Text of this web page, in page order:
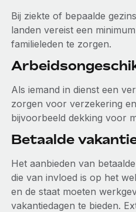
Bij ziekte of bepaalde
landen vereist een
familieleden te zorgen.
Als iemand in dienst een
zorgen voor verzekering
bijvoorbeeld dekking voor
Betaalde
Het aanbieden van
die van invloed is op het
en de staat moeten
vakantiedagen te bieden.